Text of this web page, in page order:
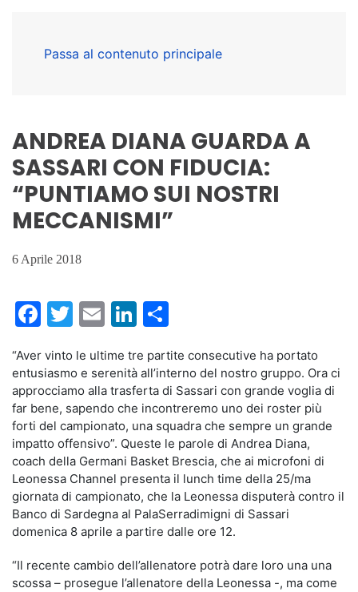
Passa al contenuto principale
ANDREA DIANA GUARDA A
SASSARI CON FIDUCIA:
“PUNTIAMO SUI NOSTRI
MECCANISMI”
6 Aprile 2018
Facebook
Twitter
EmailLinkedIn
“Aver vinto le ultime tre partite consecutive ha portato
entusiasmo e serenità all’interno del nostro gruppo. Ora ci
approcciamo alla trasferta di Sassari con grande voglia di
far bene, sapendo che incontreremo uno dei roster più
forti del campionato, una squadra che sempre un grande
impatto offensivo”. Queste le parole di Andrea Diana,
coach della Germani Basket Brescia, che ai microfoni di
Leonessa Channel presenta il lunch time della 25/ma
giornata di campionato, che la Leonessa disputerà contro il
Banco di Sardegna al PalaSerradimigni di Sassari
domenica 8 aprile a partire dalle ore 12.
“Il recente cambio dell’allenatore potrà dare loro una una
scossa – prosegue l’allenatore della Leonessa -, ma come